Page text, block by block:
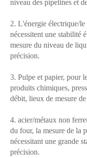
niveau des pipelines et
2. L'énergie électrique/le
nécessitent une stabilité
mesure du niveau de
précision.
3. Pulpe et papier, pour
produits chimiques,
débit, lieux de mesure
4. acier/métaux non
du four, la mesure de la
nécessitant une grande
précision.